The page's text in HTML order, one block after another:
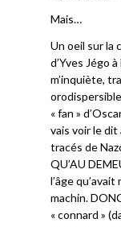
Mais…
Un oeil sur la
d’Yves Jégo
m’inquiète,
« fan »
vais voir le dit
tracés de
QU’AU
l’âge
machin.
« connard »